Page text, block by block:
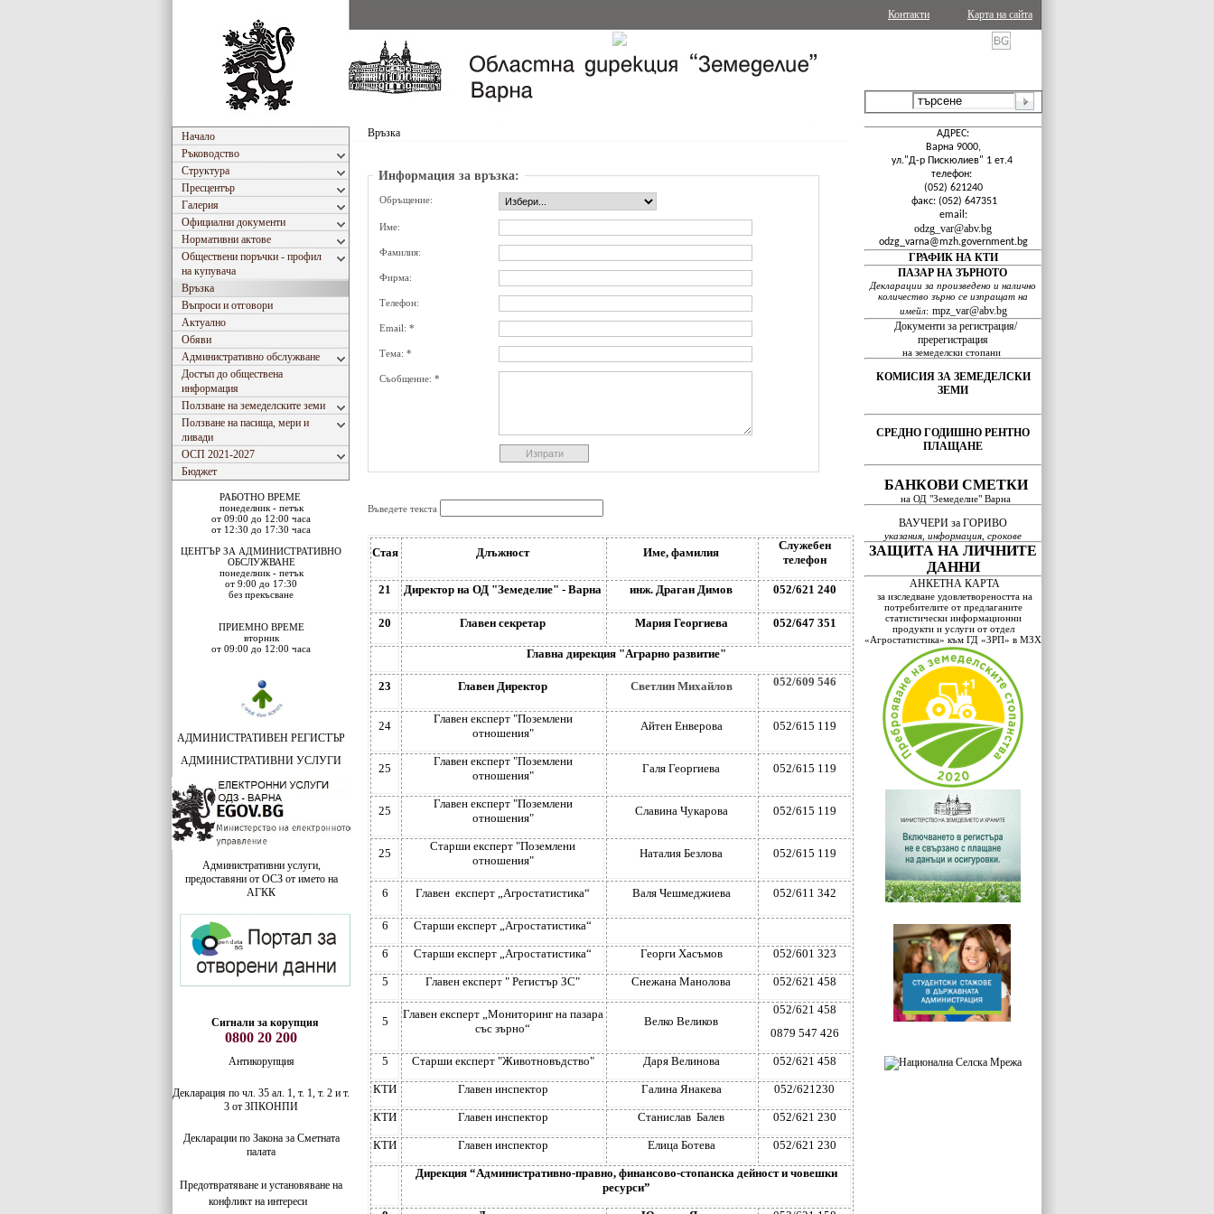
Карта на сайта
Контакти
Начало
Ръководство
Структура
Пресцентър
Галерия
Официални документи
Нормативни актове
Обществени поръчки - профил
на купувача
Връзка
Въпроси и отговори
Актуално
Обяви
Административно обслужване
Достъп до обществена
информация
Ползване на земеделските земи
Ползване на пасища, мери и
ливади
ОСП 2021-2027
Бюджет
РАБОТНО ВРЕМЕ
понеделник - петък
от 09:00 до 12:00 часа
от 12:30 до 17:30 часа
ЦЕНТЪР ЗА АДМИНИСТРАТИВНО
ОБСЛУЖВАНЕ
понеделник - петък
от 9:00 до 17:30
без прекъсване
ПРИЕМНО ВРЕМЕ
вторник
от 09:00 до 12:00 часа
АДМИНИСТРАТИВЕН РЕГИСТЪР
АДМИНИСТРАТИВНИ УСЛУГИ
Административни услуги,
предоставяни от ОСЗ от името на
АГКК
Сигнали за корупция
0800 20 200
Антикорупция
Декларация по чл. 35 ал. 1, т. 1, т. 2 и т.
3 от ЗПКОНПИ
Декларации по Закона за Сметната
палата
Предотвратяване и установяване на
конфликт на интереси
Връзка
Информация за връзка:
Обръщение:
Име:
Фамилия:
Фирма:
Телефон:
Email: *
Тема: *
Съобщение: *
Въведете текста
Стая Длъжност Име, фамилия
Служебен
телефон
21 Директор на ОД "Земеделие" - Варна инж. Драган Димов 052/621 240
20 Главен секретар Мария Георгиева 052/647 351
Главна дирекция "Аграрно развитие"
23 Главен Директор Светлин Михайлов 052/609 546
24
Главен експерт "Поземлени
отношения"
Айтен Енверова 052/615 119
25
Главен експерт "Поземлени
отношения"
Галя Георгиева 052/615 119
25
Главен експерт "Поземлени
отношения"
Славина Чукарова 052/615 119
25
Старши експерт "Поземлени
отношения"
Наталия Безлова 052/615 119
6 Главен експерт „Агростатистика“ Валя Чешмеджиева 052/611 342
6 Старши експерт „Агростатистика“
6 Старши експерт „Агростатистика“ Георги Хасъмов 052/601 323
5 Главен експерт " Регистър ЗС" Снежана Манолова 052/621 458
5
Главен експерт „Мониторинг на пазара
със зърно“
Велко Великов
052/621 458
0879 547 426
5 Старши експерт "Животновъдство" Даря Велинова 052/621 458
КТИ Главен инспектор Галина Янакева 052/621230
КТИ Главен инспектор Станислав Балев 052/621 230
КТИ Главен инспектор Елица Ботева 052/621 230
Дирекция “Административно-правно, финансово-стопанска дейност и човешки
ресурси”
АДРЕС:
Варна 9000,
ул."Д-р Пискюлиев" 1 ет.4
телефон:
(052) 621240
факс: (052) 647351
email:
odzg_var@abv.bg
odzg_varna@mzh.government.bg
ГРАФИК НА КТИ
ПАЗАР НА ЗЪРНОТО
Декларации за произведено и налично
количество зърно се изпращат на
имейл: mpz_var@abv.bg
Документи за регистрация/
пререгистрация
на земеделски стопани
КОМИСИЯ ЗА ЗЕМЕДЕЛСКИ
ЗЕМИ
СРЕДНО ГОДИШНО РЕНТНО
ПЛАЩАНЕ
БАНКОВИ СМЕТКИ
на ОД "Земеделие" Варна
ВАУЧЕРИ за ГОРИВО
указания, информация, срокове
ЗАЩИТА НА ЛИЧНИТЕ
ДАННИ
АНКЕТНА КАРТА
за изследване удовлетвореността на
потребителите от предлаганите
статистически информационни
продукти и услуги от отдел
«Агростатистика» към ГД «ЗРП» в МЗХ